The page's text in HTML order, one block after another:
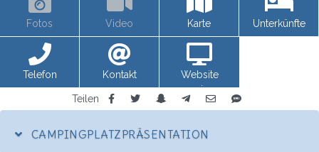
Fotos Video Karte Unterkünfte
Telefon Kontakt
Website
anzeigen
Teilen
CAMPINGPLATZPRÄSENTATION